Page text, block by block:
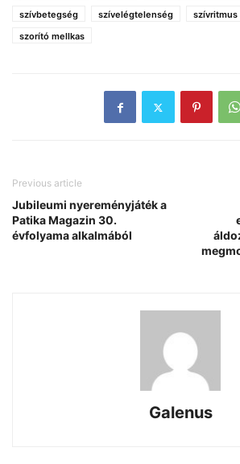
szívbetegség
szívelégtelenség szívritmus
szorító mellkas
Previous article
Jubileumi nyereményjáték a
Patika Magazin 30.
évfolyama alkalmából
Galenus